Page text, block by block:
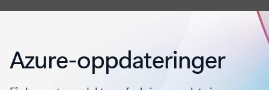
Azure-oppdateringer